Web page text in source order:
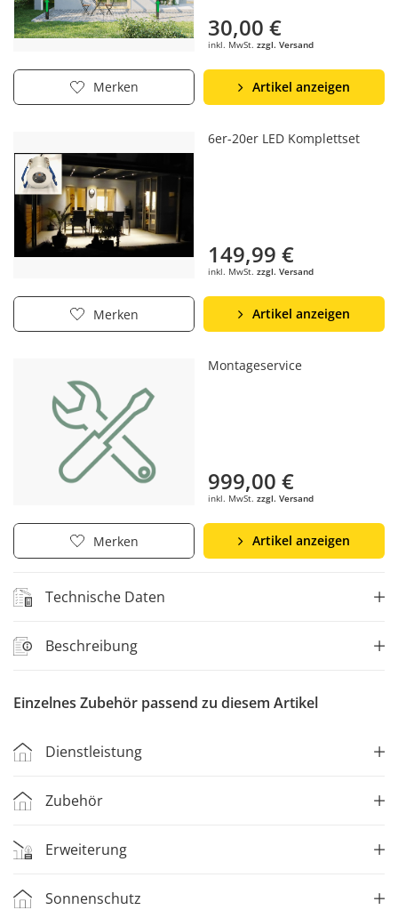
30,00 €
inkl. MwSt. zzgl. Versand
Merken Artikel anzeigen
6er-20er LED Komplettset
149,99 €
inkl. MwSt. zzgl. Versand
Merken Artikel anzeigen
Montageservice
999,00 €
inkl. MwSt. zzgl. Versand
Merken Artikel anzeigen
Technische Daten
Beschreibung
Einzelnes Zubehör passend zu diesem Artikel
Dienstleistung
Zubehör
Erweiterung
Sonnenschutz